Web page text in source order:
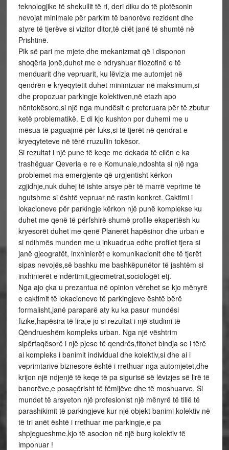
teknologjike të shekullit të ri, deri diku do të plotësonin
nevojat minimale për parkim të banorëve rezident dhe
atyre të tjerëve si vizitor ditor,të cilët janë të shumtë në
Prishtinë.
Pik së pari me mjete dhe mekanizmat që i disponon
shoqëria jonë,duhet me e ndryshuar filozofinë e të
menduarit dhe vepruarit, ku lëvizja me automjet në
qendrën e kryeqytetit duhet minimizuar në maksimum,si
dhe propozuar parkingje kolektiven,në etazh apo
nëntokësore,si një nga mundësit e preferuara për të zbutur
ketë problematikë. E di kjo kushton por duhemi me u
mësua të paguajmë për luks,si të tjerët në qendrat e
kryeqyteteve në tërë rruzullin tokësor.
Si rezultat i një pune të keqe me dekada të cilën e ka
trashëguar Qeveria e re e Komunale,ndoshta si një nga
problemet ma emergjente që urgjentisht kërkon
zgjidhje,nuk duhej të ishte arsye për të marrë veprime të
ngutshme si është vepruar në rastin konkret. Caktimi i
lokacioneve për parkingje kërkon një punë komplekse ku
duhet me qenë të përfshirë shumë profile ekspertësh ku
kryesorët duhet me qenë Planerët hapësinor dhe urban e
si ndihmës munden me u inkuadrua edhe profilet tjera si
janë gjeografët, inxhinierët e komunikacionit dhe të tjerët
sipas nevojës,së bashku me bashkëpunëtor të jashtëm si
inxhinierët e ndërtimit,gjeometrat,sociologët etj.
Nga ajo çka u prezantua në opinion vërehet se kjo mënyrë
e caktimit të lokacioneve të parkingjeve është bërë
formalisht,janë paraparë aty ku ka pasur mundësi
fizike,hapësira të lira,e jo si rezultat i një studimi të
Qëndrueshëm kompleks urban. Nga një vështrim
sipërfaqësorë i një pjese të qendrës,fitohet bindja se i tërë
ai kompleks i banimit individual dhe kolektiv,si dhe ai i
veprimtarive biznesore është i rrethuar nga automjetet,dhe
krijon një ndjenjë të keqe të pa sigurisë së lëvizjes së lirë të
banorëve,e posaçërisht të fëmijëve dhe të moshuarve. Si
mundet të arsyeton një profesionist një mënyrë të tillë të
parashikimit të parkingjeve kur një objekt banimi kolektiv në
të tri anët është i rrethuar me parkingje,e pa
shpjegueshme,kjo të asocion në një burg kolektiv të
imponuar !